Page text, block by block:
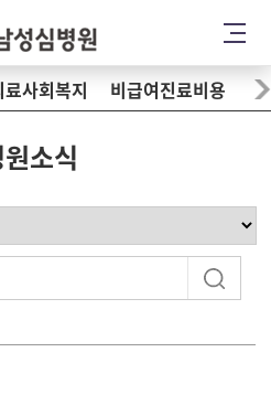
료사회복지 비급여진료비용
원소식